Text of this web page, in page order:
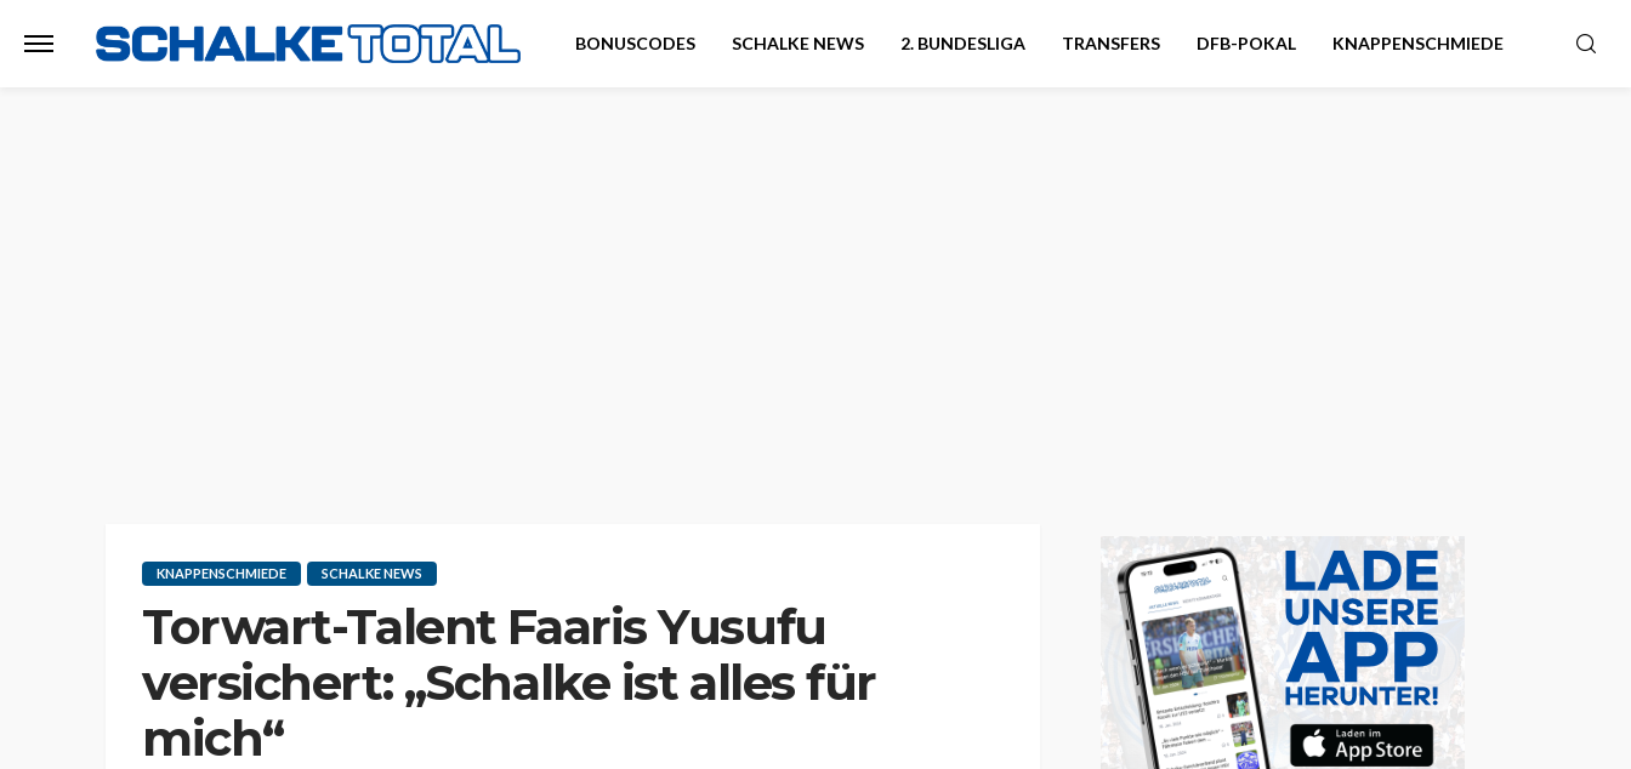
BONUSCODES SCHALKE NEWS 2. BUNDESLIGA TRANSFERS DFB-POKAL KNAPPENSCHMIEDE
KNAPPENSCHMIEDE SCHALKE NEWS
Torwart-Talent Faaris Yusufu
versichert: „Schalke ist alles für
mich“